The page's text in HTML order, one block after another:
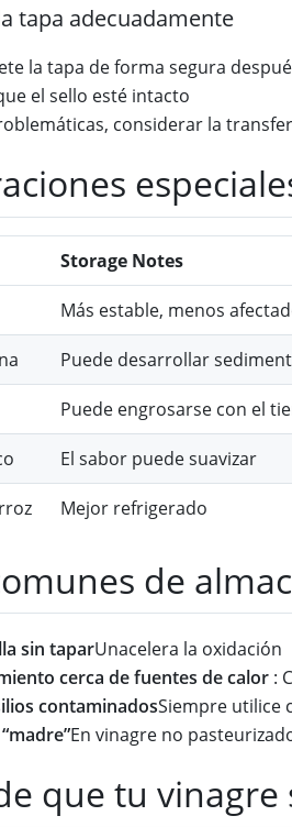
tapa adecuadamente
la tapa de forma segura
el sello esté intacto
considerar la
Storage Notes
Más estable, menos
Puede desarrollar
Puede engrosarse con el
El sabor puede suavizar
Mejor refrigerado
de
sin taparUnacelera la oxidación
cerca de fuentes de calor :
contaminadosSiempre utilice
En vinagre no
que tu vinagre